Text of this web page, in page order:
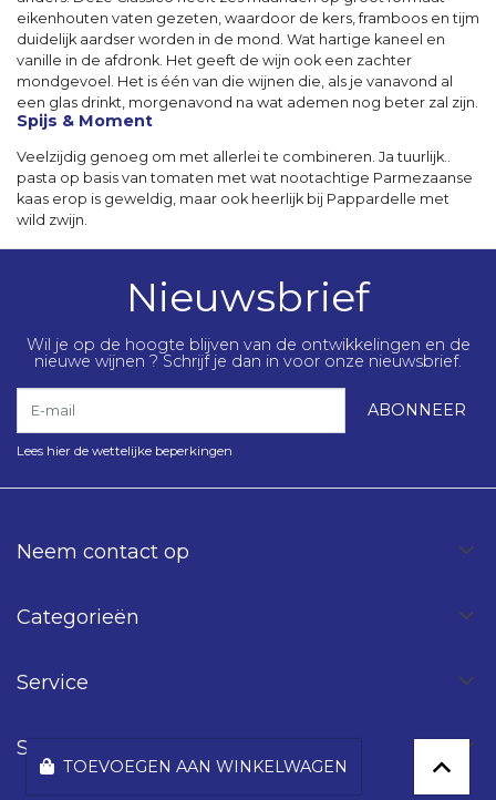
TOEVOEGEN AAN WINKELWAGEN
eikenhouten vaten gezeten, waardoor de kers, framboos en tijm
duidelijk aardser worden in de mond. Wat hartige kaneel en
vanille in de afdronk. Het geeft de wijn ook een zachter
mondgevoel. Het is één van die wijnen die, als je vanavond al
een glas drinkt, morgenavond na wat ademen nog beter zal zijn.
Spijs & Moment
Veelzijdig genoeg om met allerlei te combineren. Ja tuurlijk..
pasta op basis van tomaten met wat nootachtige Parmezaanse
kaas erop is geweldig, maar ook heerlijk bij Pappardelle met
wild zwijn.
Nieuwsbrief
Wil je op de hoogte blijven van de ontwikkelingen en de
nieuwe wijnen ? Schrijf je dan in voor onze nieuwsbrief.
ABONNEER
Lees hier de wettelijke beperkingen
Neem contact op
Categorieën
Service
Spinning Wines